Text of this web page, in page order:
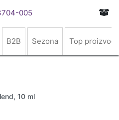
005
B2B Sezona Top proizvodi
10 ml